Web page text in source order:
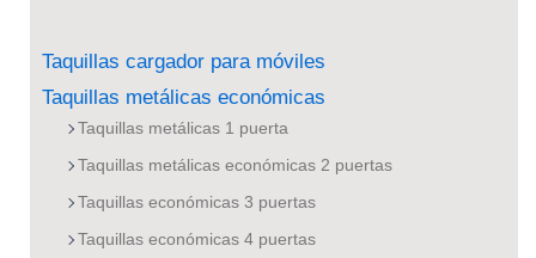
Taquillas cargador para móviles
Taquillas metálicas económicas
Taquillas metálicas 1 puerta
Taquillas metálicas económicas 2 puertas
Taquillas económicas 3 puertas
Taquillas económicas 4 puertas